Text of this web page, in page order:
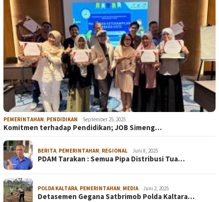
PEMERINTAHAN, PENDIDIKAN September 25, 2025
Komitmen terhadap Pendidikan; JOB Simeng…
BERITA, PEMERINTAHAN, REGIONAL Juni 8, 2025
PDAM Tarakan : Semua Pipa Distribusi Tua…
POLDA KALTARA, PEMERINTAHAN, MEDIA Juni 2, 2025
Detasemen Gegana Satbrimob Polda Kaltara…